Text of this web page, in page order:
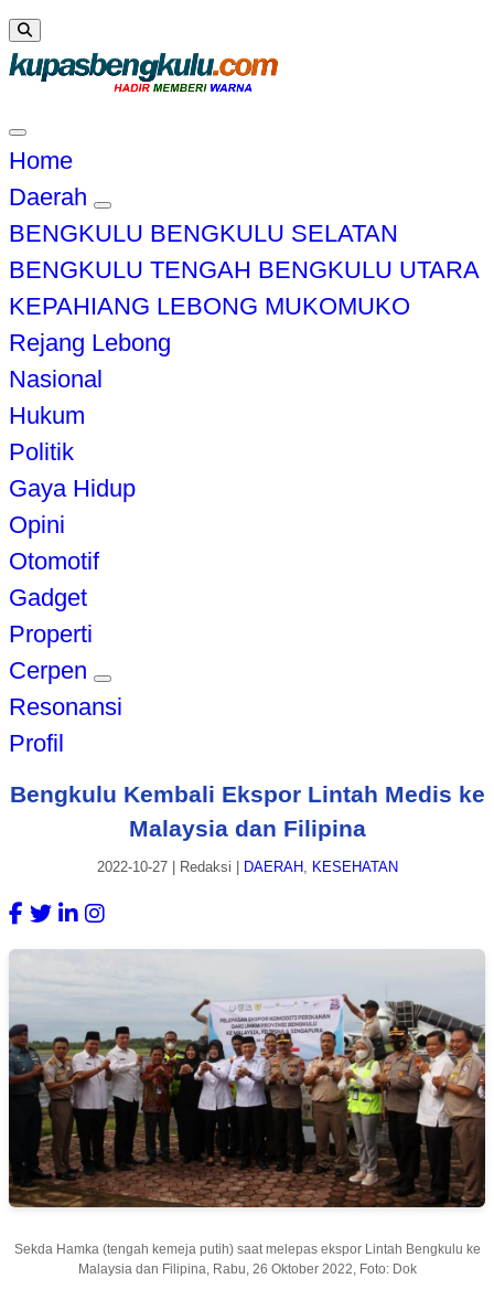
Home
Daerah
BENGKULU BENGKULU SELATAN
BENGKULU TENGAH BENGKULU UTARA
KEPAHIANG LEBONG MUKOMUKO
Rejang Lebong
Nasional
Hukum
Politik
Gaya Hidup
Opini
Otomotif
Gadget
Properti
Cerpen
Resonansi
Profil
Bengkulu Kembali Ekspor Lintah Medis ke
Malaysia dan Filipina
2022-10-27| Redaksi DAERAH, KESEHATAN
Sekda Hamka (tengah kemeja putih) saat melepas ekspor Lintah Bengkulu ke
Malaysia dan Filipina, Rabu, 26 Oktober 2022, Foto: Dok